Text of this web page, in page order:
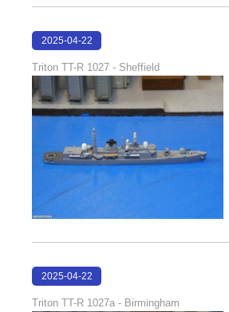
2025-04-22
Triton TT-R 1027 - Sheffield
2025-04-22
Triton TT-R 1027a - Birmingham